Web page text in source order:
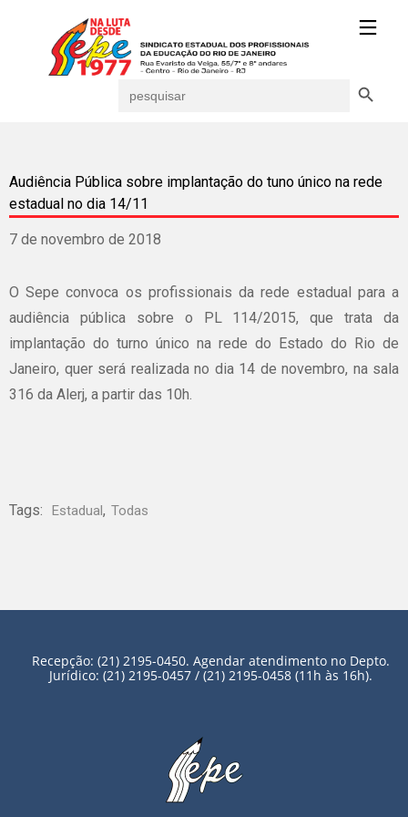
for:
Audiência Pública sobre implantação do tuno único na rede
estadual no dia 14/11
7 de novembro de 2018
O Sepe convoca os profissionais da rede estadual para a
audiência pública sobre o PL 114/2015, que trata da
implantação do turno único na rede do Estado do Rio de
Janeiro, quer será realizada no dia 14 de novembro, na sala
316 da Alerj, a partir das 10h.
Tags: Estadual, Todas
Recepção: (21) 2195-0450. Agendar atendimento no Depto.
Jurídico: (21) 2195-0457 / (21) 2195-0458 (11h às 16h).